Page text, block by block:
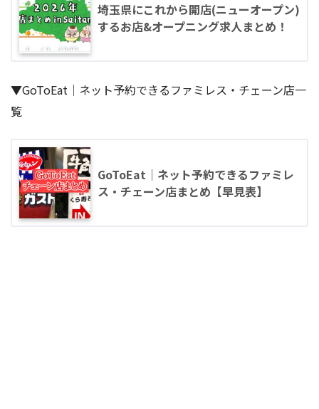
埼玉県にこれから開店(ニューオープン)
するお店&オープニング求人まとめ！
▼GoToEat｜ネット予約できるファミレス・チェーン店一
覧
GoToEat｜ネット予約できるファミレ
ス・チェーン店まとめ【早見表】